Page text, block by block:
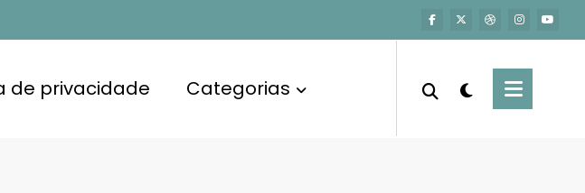
de privacidade Categorias